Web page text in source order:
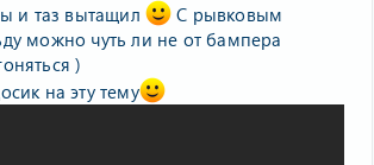
и таз вытащил
С рывковым
можно чуть ли не от бампера
)
на эту тему